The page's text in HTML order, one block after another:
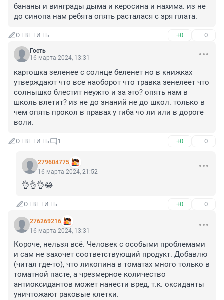
бананы и винграды дыма и керосина и нахима. из не
до синопа нам ребята опять расталася с зря плата.
ОТВЕТИТЬ +0 –0
Гость
16 марта 2024, 13:31
картошка зеленее с солнце беленет но в книжках
утверждают что все наоборот что травка зенелеет что
солнышко блестит неужто и за это? опять нам в
школь влетит? из не до знаний не до школ. только в
чем опять прокол в правах у гиба чо ли или в дороге
воли.
ОТВЕТИТЬ 1 +0 –0
279604775
16 марта 2024, 21:52
👌👌👌😂
ОТВЕТИТЬ +0 –0
276269216
16 марта 2024, 13:31
Короче, нельзя всё. Человек с особыми проблемами
и сам не захочет соответствующий продукт. Добавлю
(читал где-то), что ликопина в томатах много только в
томатной пасте, а чрезмерное количество
антиоксидантов может нанести вред, т.к. оксиданты
уничтожают раковые клетки.